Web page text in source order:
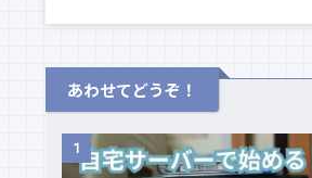
あわせてどうぞ！
1